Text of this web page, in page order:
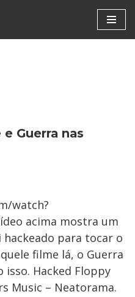
Guerra nas
watch?
acima mostra um
para tocar o
filme lá, o Guerra
isso. Hacked Floppy
Music – Neatorama.